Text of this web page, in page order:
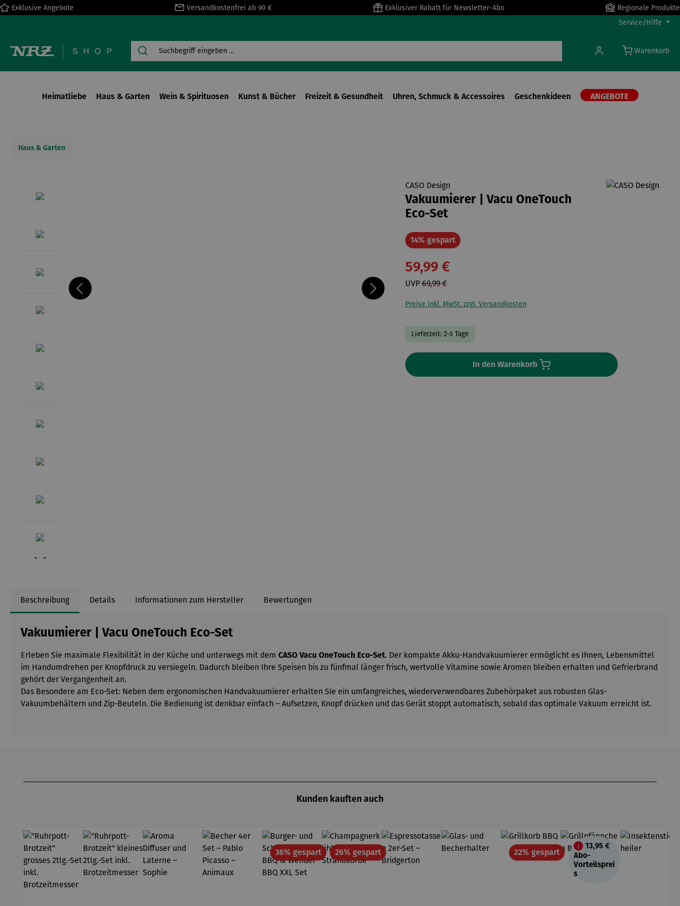
Zur Hauptnavigation springen
Exklusive Angebote Versandkostenfrei ab 90 € Exklusiver Rabatt für Newsletter-Abo
Regionale Produkte
Service/Hilfe
Warenkorb
Heimatliebe Haus & Garten Wein & Spirituosen Kunst & Bücher Freizeit & Gesundheit Uhren, Schmuck & Accessoires Geschenkideen ANGEBOTE
Haus & Garten
CASO Design
Vakuumierer | Vacu OneTouch
Eco-Set
14% gespartRabatt
59,99 €
UVP69,99 €
Preise inkl. MwSt. zzgl. Versandkosten
Lieferzeit: 2-3 Tage
In den Warenkorb
Beschreibung Details Informationen zum Hersteller Bewertungen
Vakuumierer | Vacu OneTouch Eco-Set
Erleben Sie maximale Flexibilität in der Küche und unterwegs mit dem CASO Vacu OneTouch Eco-Set. Der kompakte Akku-Handvakuumierer ermöglicht es Ihnen, Lebensmittel
im Handumdrehen per Knopfdruck zu versiegeln. Dadurch bleiben Ihre Speisen bis zu fünfmal länger frisch, wertvolle Vitamine sowie Aromen bleiben erhalten und Gefrierbrand
gehört der Vergangenheit an.
Das Besondere am Eco-Set: Neben dem ergonomischen Handvakuumierer erhalten Sie ein umfangreiches, wiederverwendbares Zubehörpaket aus robusten Glas-
Vakuumbehältern und Zip-Beuteln. Die Bedienung ist denkbar einfach – Aufsetzen, Knopf drücken und das Gerät stoppt automatisch, sobald das optimale Vakuum erreicht ist.
Kunden kauften auch
36% gespartRabatt26% gespartRabatt 22% gespartRabatt
13,95 €
Abo-
Vorteilsprei
s